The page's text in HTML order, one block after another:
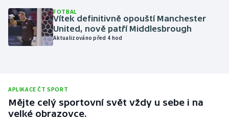
Olympijské hry
Parasport
Plážový volejbal
Ragby
FOTBAL
Vítek definitivně opouští Manchester
United, nově patří Middlesbrough
Aktualizováno před 4 hod
APLIKACE ČT SPORT
Mějte celý sportovní svět vždy u sebe i na
velké obrazovce.